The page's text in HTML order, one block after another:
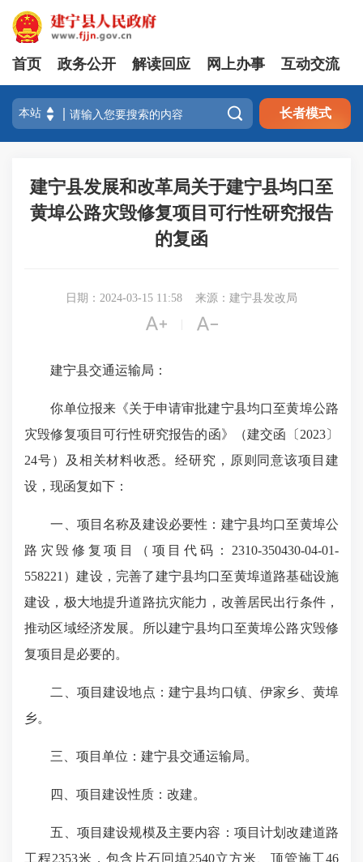
首页 政务公开 解读回应 网上办事 互动交流
 长者模式
建宁县发展和改革局关于建宁县均口至
黄埠公路灾毁修复项目可行性研究报告
的复函
日期：2024-03-15 11:58 来源：建宁县发改局
 
建宁县交通运输局：
你单位报来《关于申请审批建宁县均口至黄埠公路
灾毁修复项目可行性研究报告的函》（建交函〔2023〕
24号）及相关材料收悉。经研究，原则同意该项目建
设，现函复如下：
一、项目名称及建设必要性：建宁县均口至黄埠公
路灾毁修复项目（项目代码：2310-350430-04-01-
558221）建设，完善了建宁县均口至黄埠道路基础设施
建设，极大地提升道路抗灾能力，改善居民出行条件，
推动区域经济发展。所以建宁县均口至黄埠公路灾毁修
复项目是必要的。
二、项目建设地点：建宁县均口镇、伊家乡、黄埠
乡。
三、项目单位：建宁县交通运输局。
四、项目建设性质：改建。
五、项目建设规模及主要内容：项目计划改建道路
工程2353米，包含片石回填2540立方米、顶管施工46